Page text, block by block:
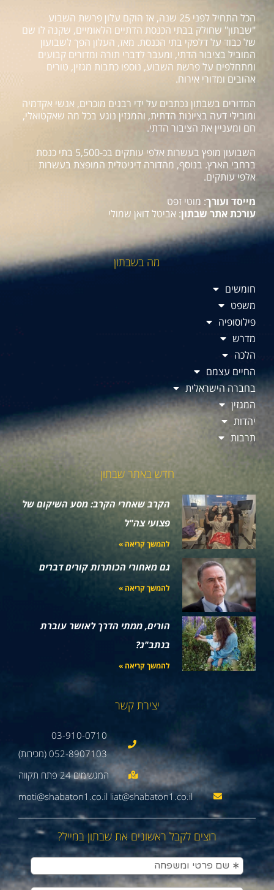
הכל התחיל לפני 25 שנה, אז הוקם עלון פרשת השבוע
"שבתון" שחולק בבתי הכנסת הדתיים הלאומיים, שקנה לו שם
של כבוד על דלפקי בתי הכנסת. מאז, העלון הפך לשבועון
המוביל בציבור הדתי, ומעבר לדברי תורה ומדורים קבועים
ומתחלפים על פרשת השבוע, נוספו כתבות מגזין, טורים
אהובים ומדורי אירוח.
המדורים בשבתון נכתבים על ידי רבנים מוכרים, אנשי אקדמיה
ומובילי דעה בציונות הדתית, והמגזין נוגע בכל מה שאקטואלי,
חם ומעניין את הציבור הדתי.
השבועון מופץ בעשרות אלפי עותקים בכ-5,500 בתי כנסת
ברחבי הארץ. בנוסף, מהדורה דיגיטלית המופצת בעשרות
אלפי עותקים.
מייסד ועורך: מוטי זפט
עורכת אתר שבתון: אביטל דואן שמולי
מה בשבתון
חומשים
משפט
פילוסופיה
מדרש
הלכה
החיים עצמם
בחברה הישראלית
המגזין
יהדות
תרבות
חדש באתר שבתון
הקרב שאחרי הקרב: מסע השיקום של
פצועי צה"ל
להמשך קריאה »
גם מאחורי הכותרות קורים דברים
להמשך קריאה »
הורים, ממתי הדרך לאושר עוברת
בנתב"ג?
להמשך קריאה »
יצירת קשר
03-910-0710
052-8907103 (מכירות)
moti@shabaton1.co.il liat@shabaton1.co.il
רוצים לקבל ראשונים את שבתון במייל?